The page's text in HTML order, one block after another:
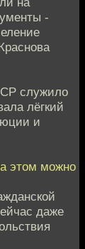
-
служило
лёгкий
и
этом можно
даже